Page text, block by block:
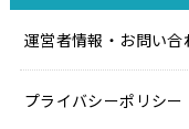
運営者情報・お問い合
プライバシーポリシ